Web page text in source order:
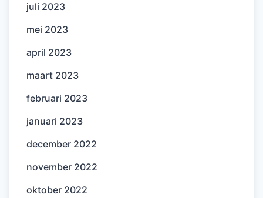
juli 2023
mei 2023
april 2023
maart 2023
februari 2023
januari 2023
december 2022
november 2022
oktober 2022